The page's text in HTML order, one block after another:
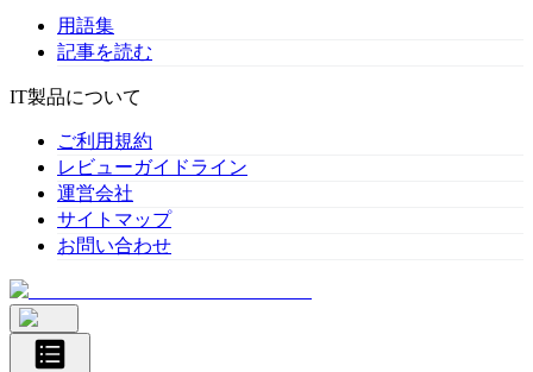
用語集
記事を読む
IT製品について
ご利用規約
レビューガイドライン
運営会社
サイトマップ
お問い合わせ